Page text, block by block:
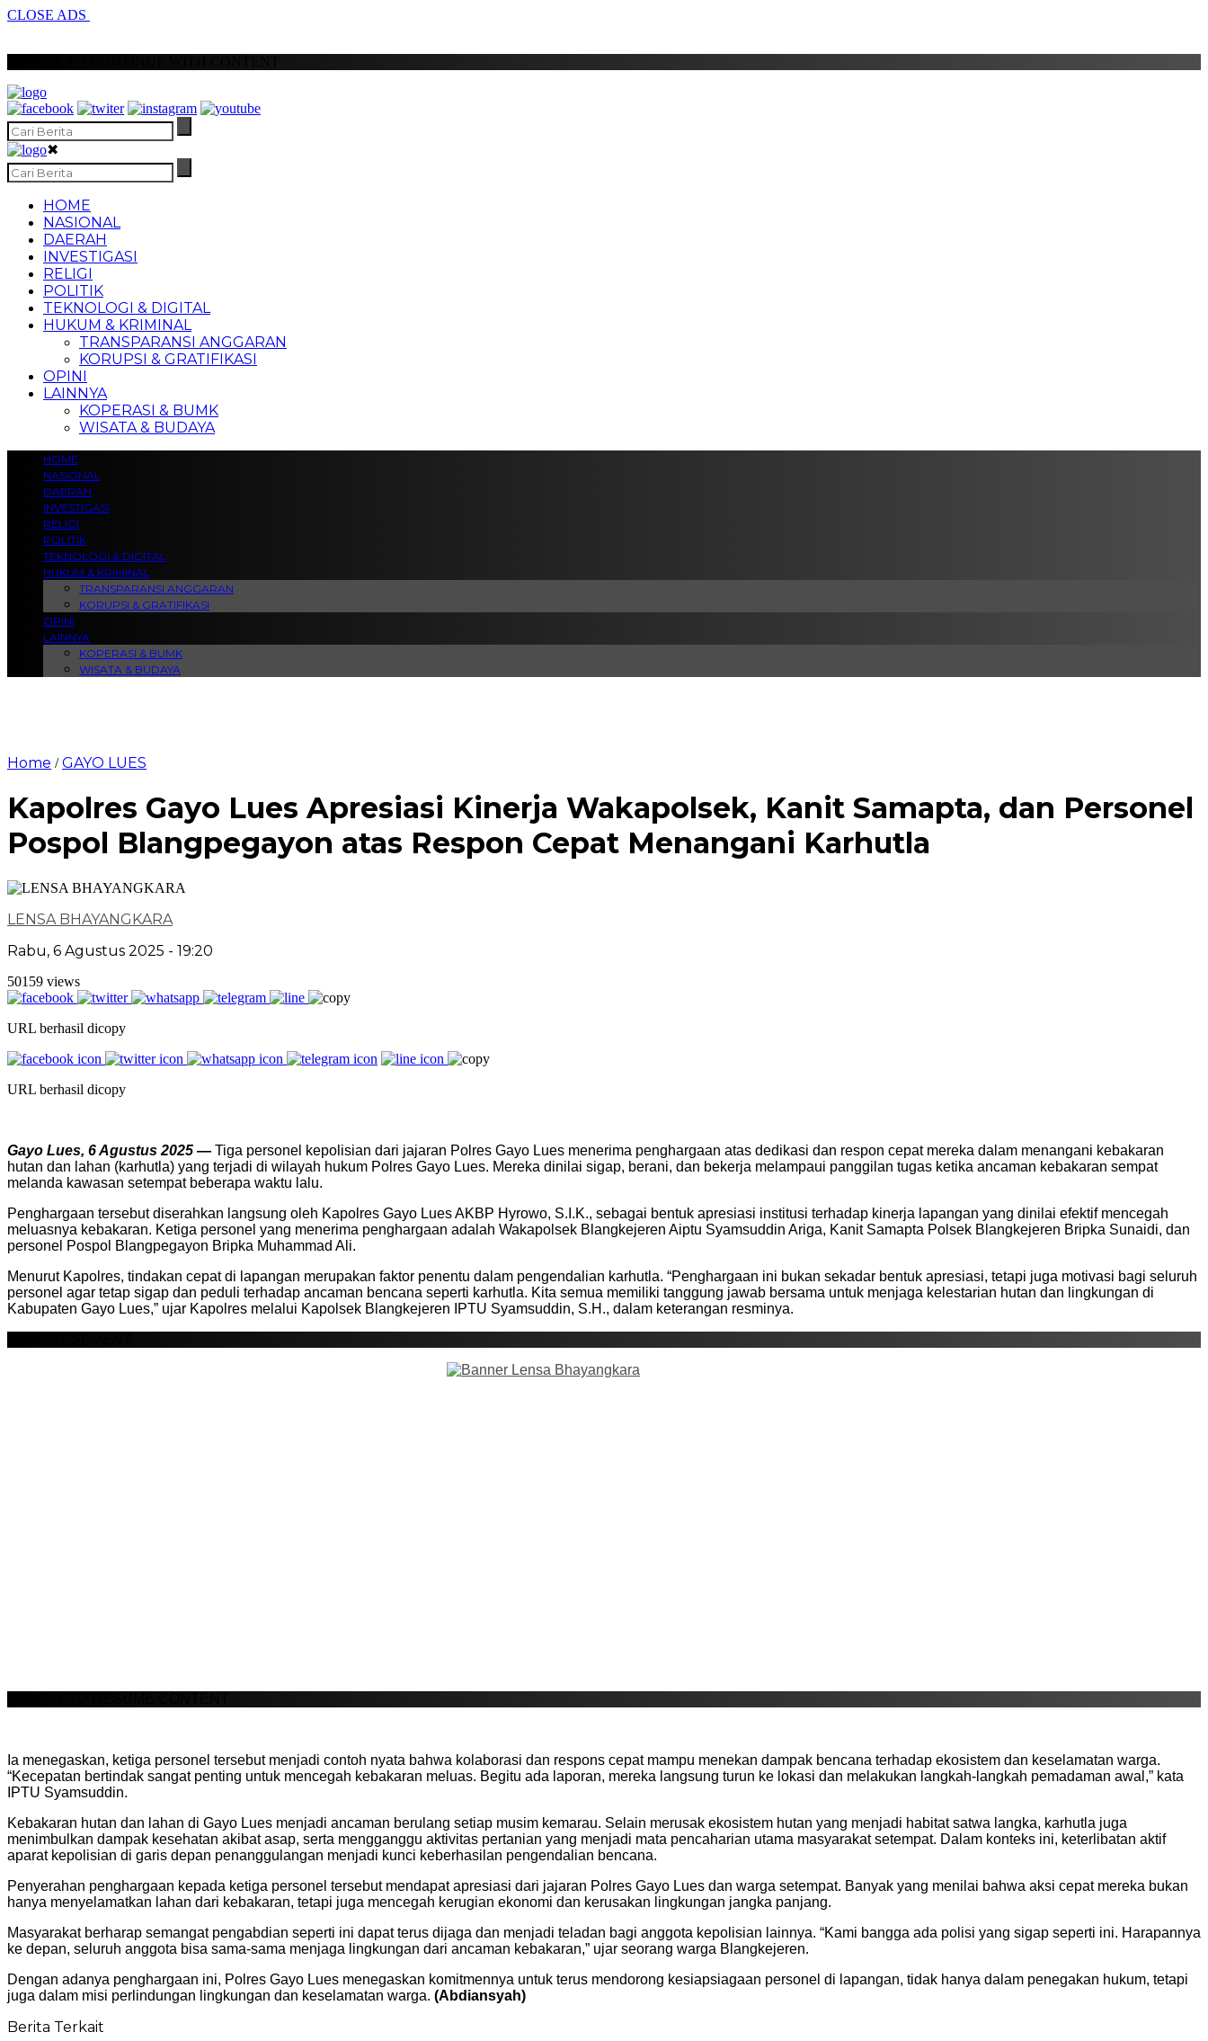
CLOSE ADS
✖
HOME
NASIONAL
DAERAH
INVESTIGASI
RELIGI
POLITIK
TEKNOLOGI & DIGITAL
HUKUM & KRIMINAL
TRANSPARANSI ANGGARAN
KORUPSI & GRATIFIKASI
OPINI
LAINNYA
KOPERASI & BUMK
WISATA & BUDAYA
HOME
NASIONAL
DAERAH
INVESTIGASI
RELIGI
POLITIK
TEKNOLOGI & DIGITAL
HUKUM & KRIMINAL
TRANSPARANSI ANGGARAN
KORUPSI & GRATIFIKASI
OPINI
LAINNYA
KOPERASI & BUMK
WISATA & BUDAYA
Home /GAYO LUES
Kapolres Gayo Lues Apresiasi Kinerja Wakapolsek, Kanit Samapta, dan Personel
Pospol Blangpegayon atas Respon Cepat Menangani Karhutla
LENSA BHAYANGKARA
Rabu, 6 Agustus 2025 - 19:20
50159 views
URL berhasil dicopy
URL berhasil dicopy
Gayo Lues, 6 Agustus 2025 — Tiga personel kepolisian dari jajaran Polres Gayo Lues menerima penghargaan atas dedikasi dan respon cepat mereka dalam menangani kebakaran
hutan dan lahan (karhutla) yang terjadi di wilayah hukum Polres Gayo Lues. Mereka dinilai sigap, berani, dan bekerja melampaui panggilan tugas ketika ancaman kebakaran sempat
melanda kawasan setempat beberapa waktu lalu.
Penghargaan tersebut diserahkan langsung oleh Kapolres Gayo Lues AKBP Hyrowo, S.I.K., sebagai bentuk apresiasi institusi terhadap kinerja lapangan yang dinilai efektif mencegah
meluasnya kebakaran. Ketiga personel yang menerima penghargaan adalah Wakapolsek Blangkejeren Aiptu Syamsuddin Ariga, Kanit Samapta Polsek Blangkejeren Bripka Sunaidi, dan
personel Pospol Blangpegayon Bripka Muhammad Ali.
Menurut Kapolres, tindakan cepat di lapangan merupakan faktor penentu dalam pengendalian karhutla. “Penghargaan ini bukan sekadar bentuk apresiasi, tetapi juga motivasi bagi seluruh
personel agar tetap sigap dan peduli terhadap ancaman bencana seperti karhutla. Kita semua memiliki tanggung jawab bersama untuk menjaga kelestarian hutan dan lingkungan di
Kabupaten Gayo Lues,” ujar Kapolres melalui Kapolsek Blangkejeren IPTU Syamsuddin, S.H., dalam keterangan resminya.
Ia menegaskan, ketiga personel tersebut menjadi contoh nyata bahwa kolaborasi dan respons cepat mampu menekan dampak bencana terhadap ekosistem dan keselamatan warga.
“Kecepatan bertindak sangat penting untuk mencegah kebakaran meluas. Begitu ada laporan, mereka langsung turun ke lokasi dan melakukan langkah-langkah pemadaman awal,” kata
IPTU Syamsuddin.
Kebakaran hutan dan lahan di Gayo Lues menjadi ancaman berulang setiap musim kemarau. Selain merusak ekosistem hutan yang menjadi habitat satwa langka, karhutla juga
menimbulkan dampak kesehatan akibat asap, serta mengganggu aktivitas pertanian yang menjadi mata pencaharian utama masyarakat setempat. Dalam konteks ini, keterlibatan aktif
aparat kepolisian di garis depan penanggulangan menjadi kunci keberhasilan pengendalian bencana.
Penyerahan penghargaan kepada ketiga personel tersebut mendapat apresiasi dari jajaran Polres Gayo Lues dan warga setempat. Banyak yang menilai bahwa aksi cepat mereka bukan
hanya menyelamatkan lahan dari kebakaran, tetapi juga mencegah kerugian ekonomi dan kerusakan lingkungan jangka panjang.
Masyarakat berharap semangat pengabdian seperti ini dapat terus dijaga dan menjadi teladan bagi anggota kepolisian lainnya. “Kami bangga ada polisi yang sigap seperti ini. Harapannya
ke depan, seluruh anggota bisa sama-sama menjaga lingkungan dari ancaman kebakaran,” ujar seorang warga Blangkejeren.
Dengan adanya penghargaan ini, Polres Gayo Lues menegaskan komitmennya untuk terus mendorong kesiapsiagaan personel di lapangan, tidak hanya dalam penegakan hukum, tetapi
juga dalam misi perlindungan lingkungan dan keselamatan warga. (Abdiansyah)
Berita Terkait